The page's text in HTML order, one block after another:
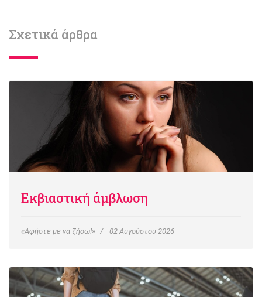
Σχετικά άρθρα
Εκβιαστική άμβλωση
«Αφήστε με να ζήσω!» 02 Αυγούστου 2026